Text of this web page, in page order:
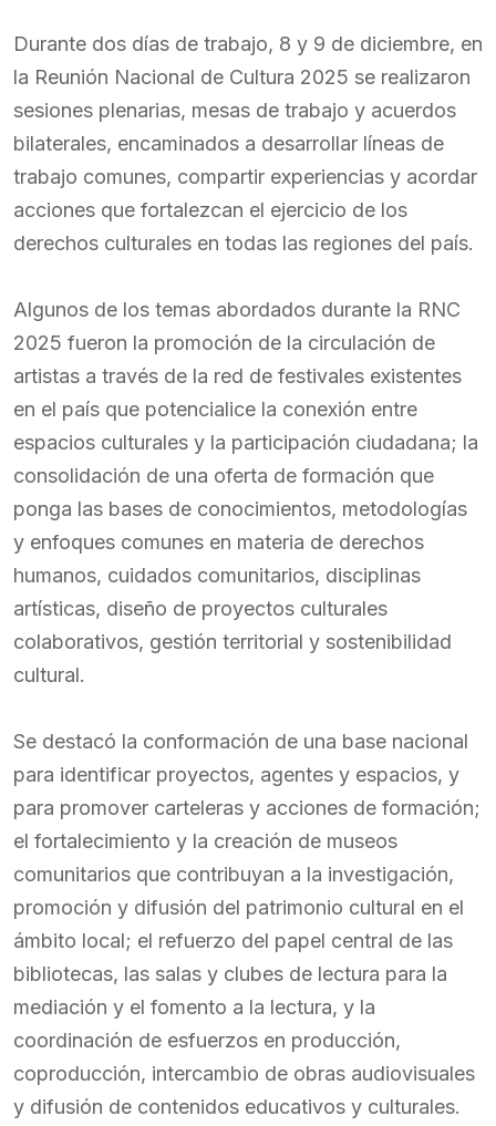
Durante dos días de trabajo, 8 y 9 de diciembre, en
la Reunión Nacional de Cultura 2025 se realizaron
sesiones plenarias, mesas de trabajo y acuerdos
bilaterales, encaminados a desarrollar líneas de
trabajo comunes, compartir experiencias y acordar
acciones que fortalezcan el ejercicio de los
derechos culturales en todas las regiones del país.
Algunos de los temas abordados durante la RNC
2025 fueron la promoción de la circulación de
artistas a través de la red de festivales existentes
en el país que potencialice la conexión entre
espacios culturales y la participación ciudadana; la
consolidación de una oferta de formación que
ponga las bases de conocimientos, metodologías
y enfoques comunes en materia de derechos
humanos, cuidados comunitarios, disciplinas
artísticas, diseño de proyectos culturales
colaborativos, gestión territorial y sostenibilidad
cultural.
Se destacó la conformación de una base nacional
para identificar proyectos, agentes y espacios, y
para promover carteleras y acciones de formación;
el fortalecimiento y la creación de museos
comunitarios que contribuyan a la investigación,
promoción y difusión del patrimonio cultural en el
ámbito local; el refuerzo del papel central de las
bibliotecas, las salas y clubes de lectura para la
mediación y el fomento a la lectura, y la
coordinación de esfuerzos en producción,
coproducción, intercambio de obras audiovisuales
y difusión de contenidos educativos y culturales.